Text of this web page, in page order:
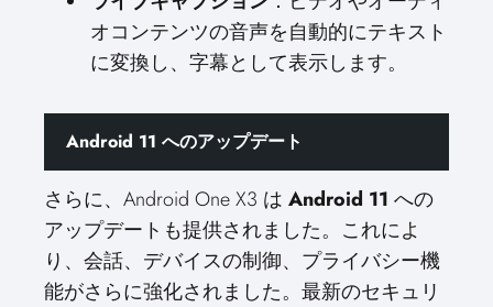
オコンテンツの音声を自動的にテキスト
に変換し、字幕として表示します。
Android 11 へのアップデート
さらに、Android One X3 は Android 11 への
アップデートも提供されました。これによ
り、会話、デバイスの制御、プライバシー機
能がさらに強化されました。最新のセキュリ